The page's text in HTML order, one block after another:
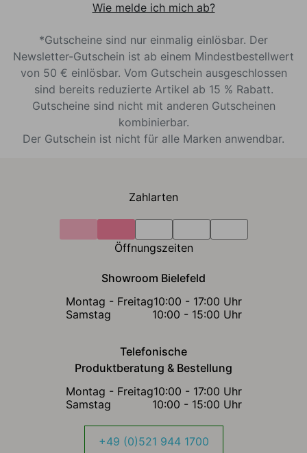
Wie melde ich mich ab?
*Gutscheine sind nur einmalig einlösbar. Der
Newsletter-Gutschein ist ab einem Mindestbestellwert
von 50 € einlösbar. Vom Gutschein ausgeschlossen
sind bereits reduzierte Artikel ab 15 % Rabatt.
Gutscheine sind nicht mit anderen Gutscheinen
kombinierbar.
Der Gutschein ist nicht für alle Marken anwendbar.
Zahlarten
Öffnungszeiten
Showroom Bielefeld
Montag - Freitag10:00 - 17:00 Uhr
Samstag
10:00 - 15:00 Uhr
Telefonische
Produktberatung & Bestellung
Montag - Freitag10:00 - 17:00 Uhr
Samstag
10:00 - 15:00 Uhr
+49 (0)521 944 1700